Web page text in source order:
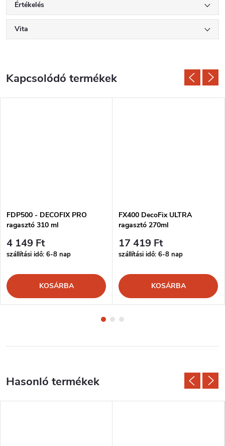
Értékelés
Vita
Kapcsolódó termékek
FDP500 - DECOFIX PRO
ragasztó 310 ml
4 149 Ft
szállítási idő: 6-8 nap
KOSÁRBA
FX400 DecoFix ULTRA
ragasztó 270ml
17 419 Ft
szállítási idő: 6-8 nap
KOSÁRBA